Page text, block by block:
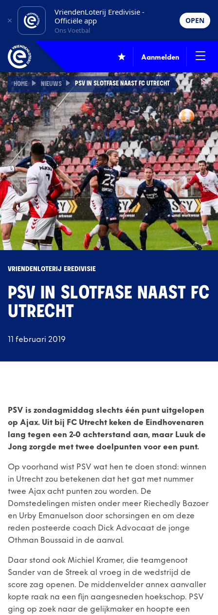
VriendenLoterij Eredivisie -
Officiële app
Ons Voetbal
OPEN
Aanmelden
HOME NIEUWS PSV IN SLOTFASE NAAST FC UTRECHT
VRIENDENLOTERIJ EREDIVISIE
PSV IN SLOTFASE NAAST FC
UTRECHT
11 februari 2019
PSV is zondagmiddag slechts één punt uitgelopen
op Ajax. Uit bij FC Utrecht keken de Eindhovenaren
lang tegen een 2-0 achterstand aan, maar Luuk de
Jong zorgde met twee doelpunten voor een punt.
Op voorhand wist PSV wat hen te doen stond: winnen
in Utrecht zou betekenen dat het gat met nummer
twee Ajax acht punten zou worden. De
Domstedelingen misten onder meer Riechedly Bazoer
en Urby Emanuelson door schorsingen en om deze
reden posteerde coach Dick Advocaat de jonge
Othman Boussaid in de aanval.
Daar stond ook Michiel Kramer, die teamgenoot
Sander van de Streek al vroeg in de wedstrijd de
score zag openen. De middenvelder annex aanvaller
kopte raak na een fijn aangesneden hoekschop. PSV
ging op zoek naar de gelijkmaker en hoopte een